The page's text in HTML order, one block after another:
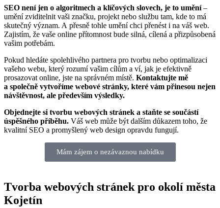
SEO není jen o algoritmech a klíčových slovech, je to umění–
umění zviditelnit vaši značku, projekt nebo službu tam, kde to má
skutečný význam. A přesně tohle umění chci přenést i na váš web.
Zajistím, že vaše online přítomnost bude silná, cílená a přizpůsobená
vašim potřebám.
Pokud hledáte spolehlivého partnera pro tvorbu nebo optimalizaci
vašeho webu, který rozumí vašim cílům a ví, jak je efektivně
prosazovat online, jste na správném místě. Kontaktujte mě
a společně vytvoříme webové stránky, které vám přinesou nejen
návštěvnost, ale především výsledky.
Objednejte si tvorbu webových stránek a staňte se součástí
úspěšného příběhu. Váš web může být dalším důkazem toho, že
kvalitní SEO a promyšlený web design opravdu fungují.
Mám zájem o nezávaznou nabídku
Tvorba webových stránek pro okolí města
Kojetín